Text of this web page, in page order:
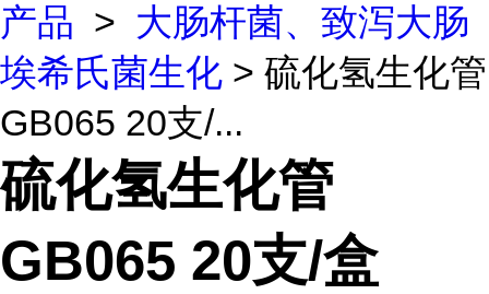
产品 > 大肠杆菌、致泻大肠
埃希氏菌生化 > 硫化氢生化管
GB065 20支/...
硫化氢生化管
GB065 20支/盒